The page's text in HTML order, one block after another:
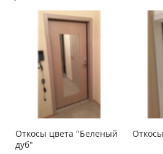
Откосы цвета "Беленый
дуб"